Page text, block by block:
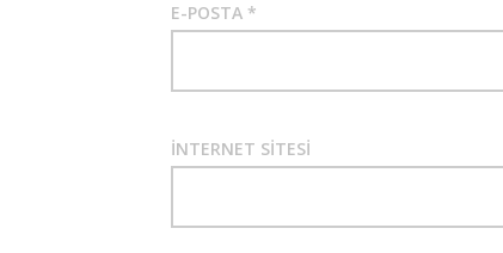
E-POSTA *
İNTERNET SITESI